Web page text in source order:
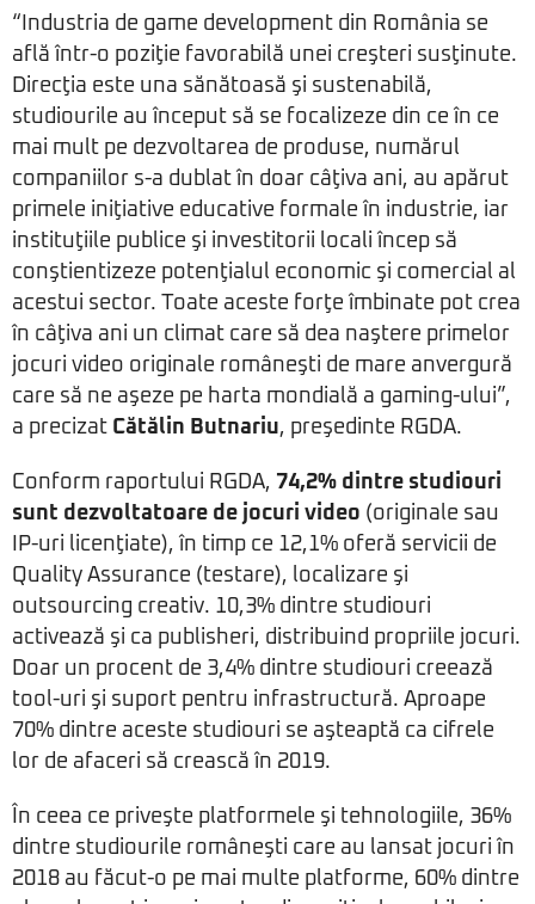
“Industria de game development din România se
află într-o poziţie favorabilă unei creşteri susţinute.
Direcţia este una sănătoasă şi sustenabilă,
studiourile au început să se focalizeze din ce în ce
mai mult pe dezvoltarea de produse, numărul
companiilor s-a dublat în doar câţiva ani, au apărut
primele iniţiative educative formale în industrie, iar
instituţiile publice şi investitorii locali încep să
conştientizeze potenţialul economic şi comercial al
acestui sector. Toate aceste forţe îmbinate pot crea
în câţiva ani un climat care să dea naştere primelor
jocuri video originale româneşti de mare anvergură
care să ne aşeze pe harta mondială a gaming-ului”,
a precizat Cătălin Butnariu, preşedinte RGDA.
Conform raportului RGDA, 74,2% dintre studiouri
sunt dezvoltatoare de jocuri video (originale sau
IP-uri licenţiate), în timp ce 12,1% oferă servicii de
Quality Assurance (testare), localizare şi
outsourcing creativ. 10,3% dintre studiouri
activează şi ca publisheri, distribuind propriile jocuri.
Doar un procent de 3,4% dintre studiouri creează
tool-uri şi suport pentru infrastructură. Aproape
70% dintre aceste studiouri se aşteaptă ca cifrele
lor de afaceri să crească în 2019.
În ceea ce priveşte platformele şi tehnologiile, 36%
dintre studiourile româneşti care au lansat jocuri în
2018 au făcut-o pe mai multe platforme, 60% dintre